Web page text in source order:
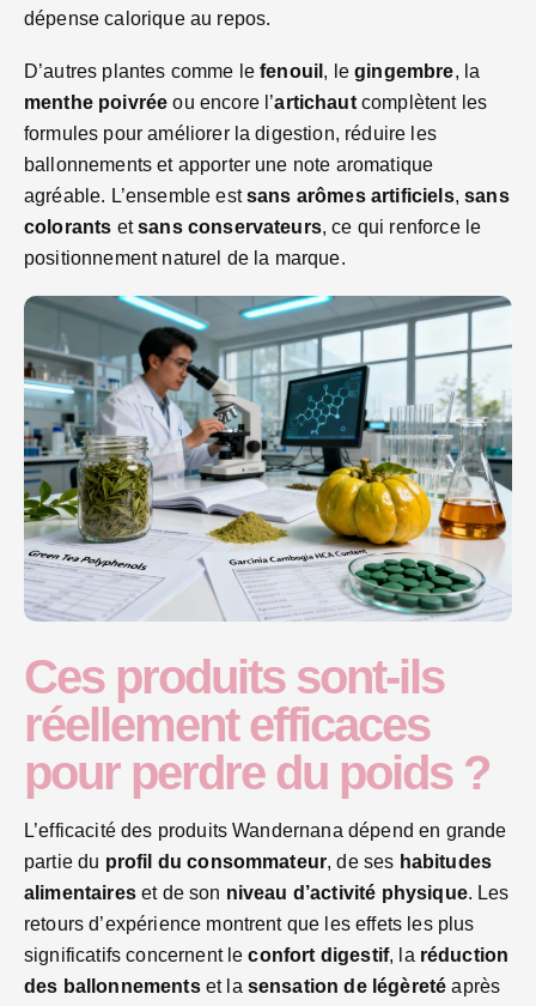
dépense calorique au repos.
D’autres plantes comme lefenouil , legingembre, la
menthe poivrée ou encore l’artichautcomplètent les
formules pour améliorer la digestion, réduire les
ballonnements et apporter une note aromatique
agréable. L’ensemble estsans arômes artificiels,sans
colorants etsans conservateurs, ce qui renforce le
positionnement naturel de la marque.
Ces produits sont-ils
réellement efficaces
pour perdre du poids ?
L’efficacité des produits Wandernana dépend en grande
partie du profil du consommateur, de ses habitudes
alimentaireset de son niveau d’activité physique. Les
retours d’expérience montrent que les effets les plus
significatifs concernent leconfort digestif, la réduction
des ballonnementset la sensation de légèreté après